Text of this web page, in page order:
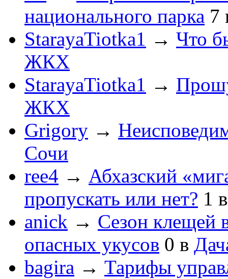
национального парка 7
StarayaTiotka1 → Что
ЖКХ
StarayaTiotka1 →
ЖКХ
Grigory →
Сочи
ree4 → Абхазский
пропускать или нет? 1
anick → Сезон клещей
опасных укусов 0 в
bagira → Тарифы